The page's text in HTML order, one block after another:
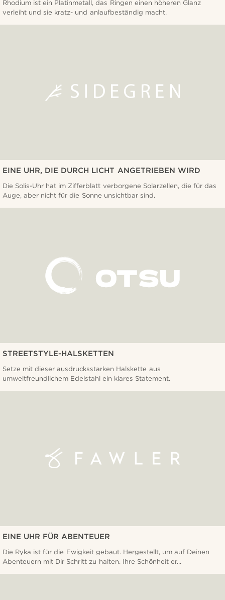
Rhodium ist ein Platinmetall, das Ringen einen höheren Glanz
verleiht und sie kratz- und anlaufbeständig macht.
EINE UHR, DIE DURCH LICHT ANGETRIEBEN WIRD
Die Solis-Uhr hat im Zifferblatt verborgene Solarzellen, die für das
Auge, aber nicht für die Sonne unsichtbar sind.
STREETSTYLE-HALSKETTEN
Setze mit dieser ausdrucksstarken Halskette aus
umweltfreundlichem Edelstahl ein klares Statement.
EINE UHR FÜR ABENTEUER
Die Ryka ist für die Ewigkeit gebaut. Hergestellt, um auf Deinen
Abenteuern mit Dir Schritt zu halten. Ihre Schönheit er...